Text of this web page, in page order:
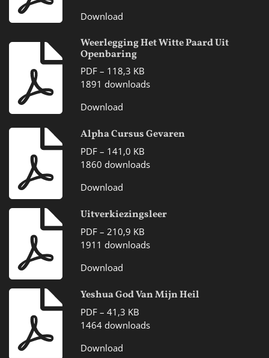
Download
Weerlegging Het Witte Paard Uit
Openbaring
PDF – 118,3 KB
1891 downloads
Download
Alpha Cursus Gevaren
PDF – 141,0 KB
1860 downloads
Download
Uitverkiezingsleer
PDF – 210,9 KB
1911 downloads
Download
Yeshua God Van Mijn Heil
PDF – 41,3 KB
1464 downloads
Download